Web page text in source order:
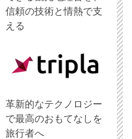
信頼の技術と情熱で支
える
革新的なテクノロジー
で最高のおもてなしを
旅行者へ